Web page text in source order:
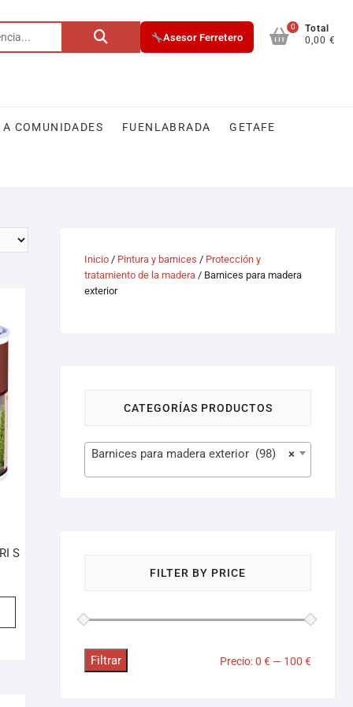
Asesor Ferretero
0
Total
0,00 €
COMUNIDADES FUENLABRADA GETAFE
S
Inicio / Pintura y barnices / Protección y
tratamiento de la madera / Barnices para madera
exterior
CATEGORÍAS PRODUCTOS
×
Barnices para madera exterior (98)
FILTER BY PRICE
Filtrar Precio:0 € — 100 €